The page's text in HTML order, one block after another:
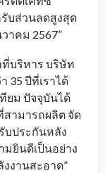
รับส่วนลดสูงสุด
าคม 2567”
บริหาร บริษัท
35 ปีที่เราได้
ยม ปัจจุบันได้
ามารถผลิต จัด
บประกันหลัง
มยินดีเป็นอย่าง
งานสะอาด”